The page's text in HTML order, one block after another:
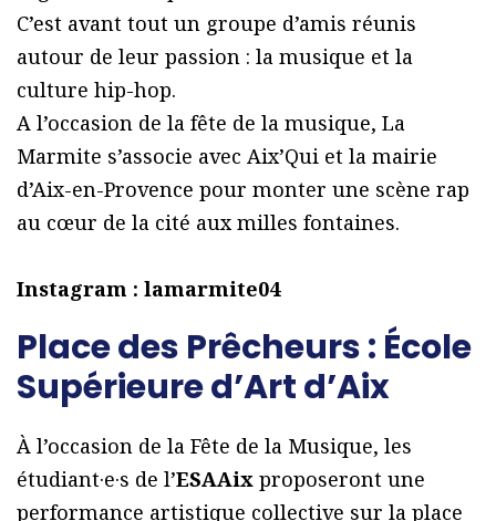
C’est avant tout un groupe d’amis réunis
autour de leur passion : la musique et la
culture hip-hop.
A l’occasion de la fête de la musique, La
Marmite s’associe avec Aix’Qui et la mairie
d’Aix-en-Provence pour monter une scène rap
au cœur de la cité aux milles fontaines.
Instagram : lamarmite04
Place des Prêcheurs : École
Supérieure d’Art d’Aix
À l’occasion de la Fête de la Musique, les
étudiant·e·s de l’ESAAix proposeront une
performance artistique collective sur la place